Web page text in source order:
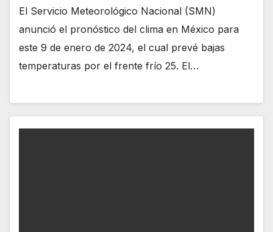
El Servicio Meteorológico Nacional (SMN)
anunció el pronóstico del clima en México para
este 9 de enero de 2024, el cual prevé bajas
temperaturas por el frente frío 25. El…